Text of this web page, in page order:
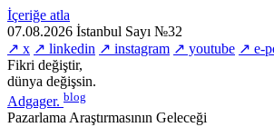
İçeriğe atla
07.08.2026 İstanbul Sayı №32
↗ x ↗ linkedin ↗ instagram ↗ youtube ↗ e-
Fikri değiştir,
dünya değişsin.
Adgager. blog
Pazarlama Araştırmasının Geleceği